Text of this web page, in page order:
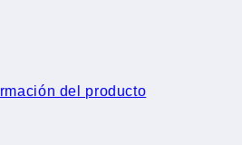
del producto